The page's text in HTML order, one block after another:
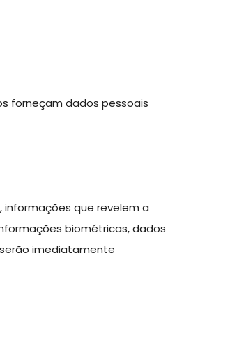
forneçam dados pessoais
informações que revelem a
biométricas, dados
imediatamente